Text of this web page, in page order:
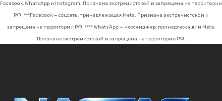
Facebook, WhatsApp и Instagram. Признана экстремистской и запрещена на территории
РФ. ***Facebook — соцсеть, принадлежащая Meta. Признана экстремистской и
запрещена на территории РФ. **** WhatsApp — мессенджер, принадлежащий Meta.
Признана экстремистской и запрещена на территории РФ.